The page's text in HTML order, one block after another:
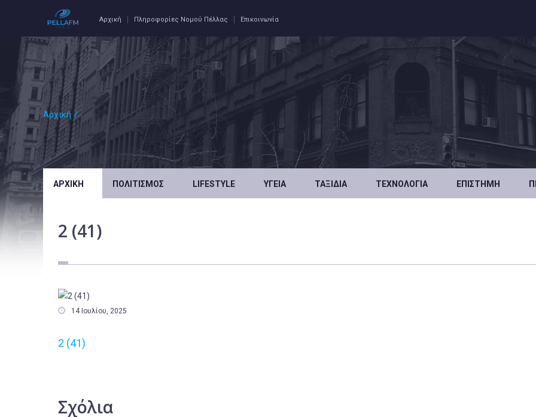
Αρχική Πληροφορίες Νομού Πέλλας Επικοινωνία
Αρχική /
ΑΡΧΙΚΉ ΠΟΛΙΤΙΣΜΌΣ LIFESTYLE ΥΓΕΊΑ ΤΑΞΊΔΙΑ ΤΕΧΝΟΛΟΓΊΑ ΕΠΙΣΤΉΜΗ
2 (41)
 14 Ιουλίου, 2025
2 (41)
Σχόλια